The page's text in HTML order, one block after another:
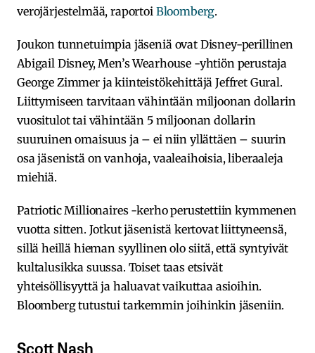
verojärjestelmää, raportoi Bloomberg.
Joukon tunnetuimpia jäseniä ovat Disney-perillinen
Abigail Disney, Men’s Wearhouse -yhtiön perustaja
George Zimmer ja kiinteistökehittäjä Jeffret Gural.
Liittymiseen tarvitaan vähintään miljoonan dollarin
vuositulot tai vähintään 5 miljoonan dollarin
suuruinen omaisuus ja – ei niin yllättäen – suurin
osa jäsenistä on vanhoja, vaaleaihoisia, liberaaleja
miehiä.
Patriotic Millionaires -kerho perustettiin kymmenen
vuotta sitten. Jotkut jäsenistä kertovat liittyneensä,
sillä heillä hieman syyllinen olo siitä, että syntyivät
kultalusikka suussa. Toiset taas etsivät
yhteisöllisyyttä ja haluavat vaikuttaa asioihin.
Bloomberg tutustui tarkemmin joihinkin jäseniin.
Scott Nash